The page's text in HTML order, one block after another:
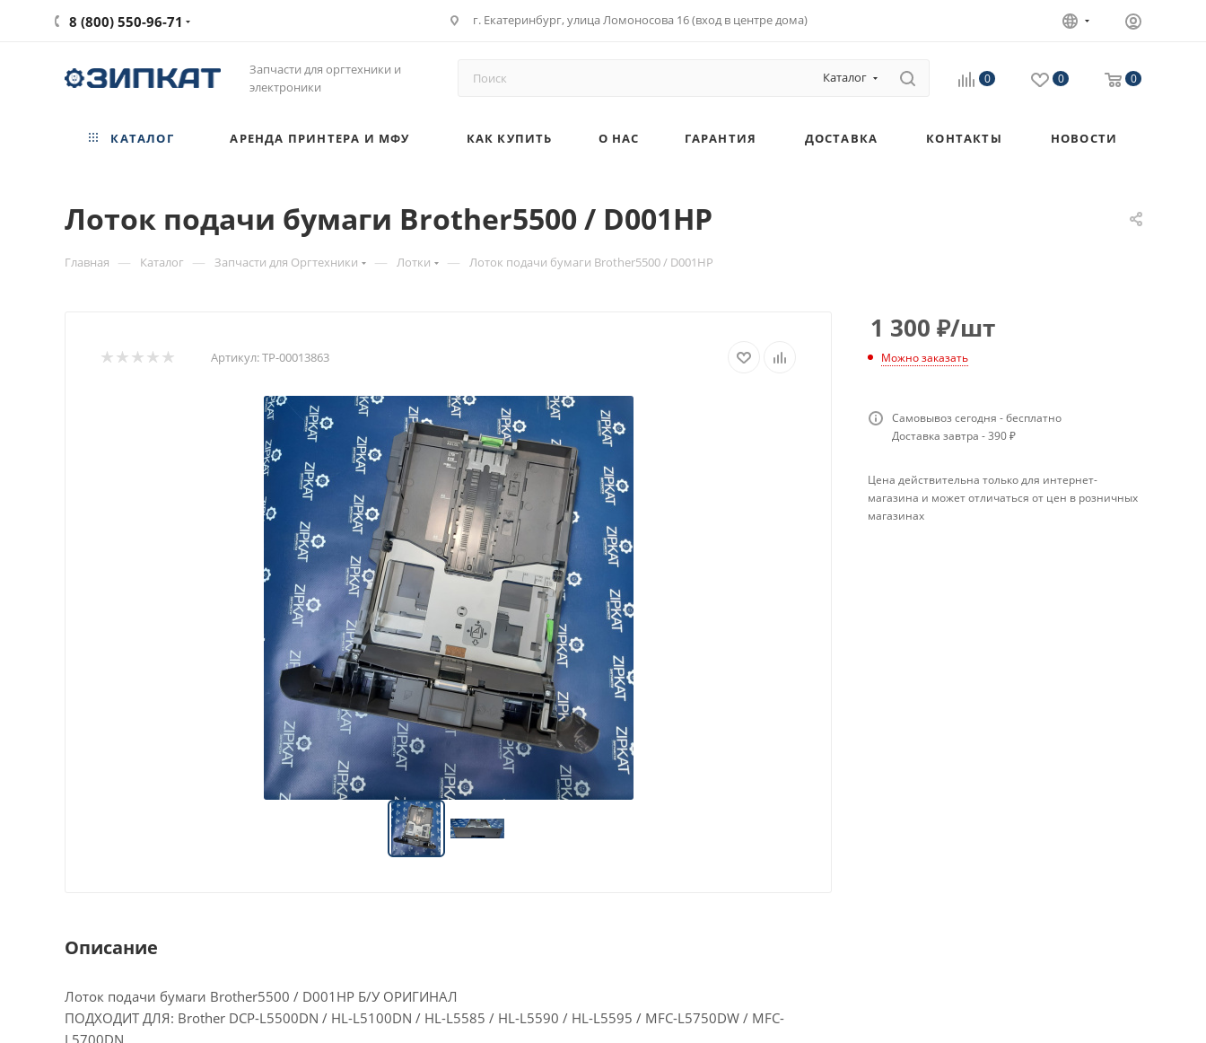
8 (800) 550-96-71 г. Екатеринбург, улица Ломоносова 16 (вход в центре дома)
Запчасти для оргтехники и
электроники
Каталог 0 0 0
КАТАЛОГ АРЕНДА ПРИНТЕРА И МФУ КАК КУПИТЬ О НАС ГАРАНТИЯ ДОСТАВКА КОНТАКТЫ НОВОСТИ
Лоток подачи бумаги Brother5500 / D001HP
Главная — Каталог — Запчасти для Оргтехники — Лотки — Лоток подачи бумаги Brother5500 / D001HP
Артикул:ТР-00013863
Описание
Лоток подачи бумаги Brother5500 / D001HP Б/У ОРИГИНАЛ
ПОДХОДИТ ДЛЯ: Brother DCP-L5500DN / HL-L5100DN / HL-L5585 / HL-L5590 / HL-L5595 / MFC-L5750DW / MFC-
L5700DN
1 300 ₽/шт
Можно заказать
Самовывоз сегодня - бесплатно
Доставка завтра - 390 ₽
Цена действительна только для интернет-
магазина и может отличаться от цен в розничных
магазинах